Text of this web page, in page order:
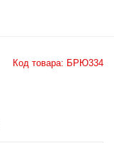
Код товара: БРЮ334